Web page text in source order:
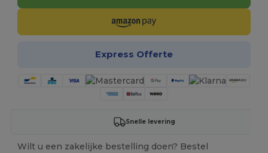
Express Offerte
Snelle levering
Wilt u een zakelijke bestelling doen? Bestel